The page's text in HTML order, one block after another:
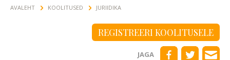
AVALEHT KOOLITUSED JURIIDIKA
REGISTREERI KOOLITUSELE
JAGA